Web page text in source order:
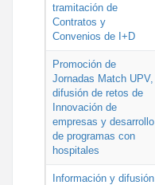
tramitación de
Contratos y
Convenios de I+D
Promoción de
Jornadas Match UPV,
difusión de retos de
Innovación de
empresas y desarrollo
de programas con
hospitales
Información y difusión